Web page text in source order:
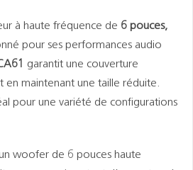
à haute fréquence de 6 pouces,
pour ses performances audio
garantit une couverture
en maintenant une taille réduite.
pour une variété de configurations
woofer de 6 pouces haute